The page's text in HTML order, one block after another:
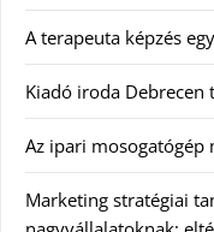
A terapeuta képzés
Kiadó iroda Debrecen
Az ipari mosogatógép
Marketing stratégiai